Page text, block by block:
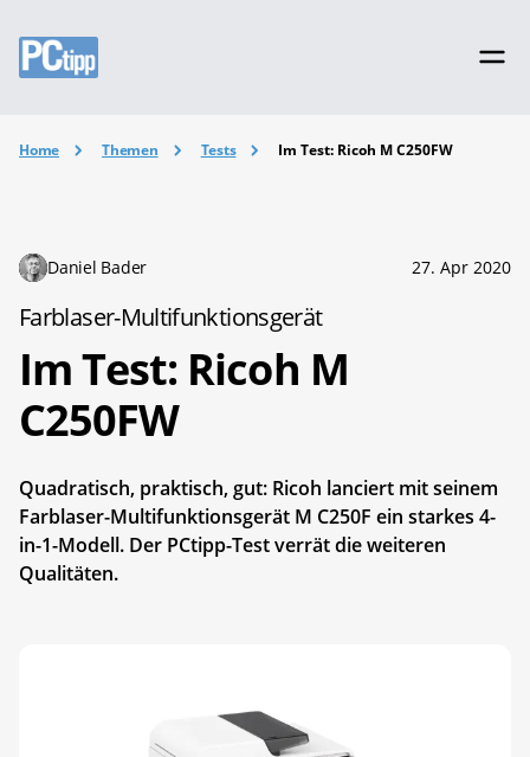
Home Themen Tests Im Test: Ricoh M C250FW
Daniel Bader 27. Apr 2020
Farblaser-Multifunktionsgerät
Im Test: Ricoh M
C250FW
Quadratisch, praktisch, gut: Ricoh lanciert mit seinem
Farblaser-Multifunktionsgerät M C250F ein starkes 4-
in-1-Modell. Der PCtipp-Test verrät die weiteren
Qualitäten.